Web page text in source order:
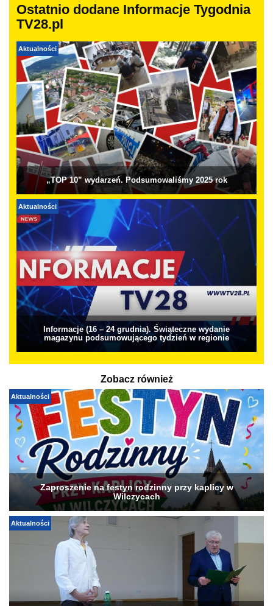
Ostatnio dodane Informacje Tygodnia
TV28.pl
Aktualności
„TOP 10” wydarzeń. Podsumowaliśmy 2025 rok
Aktualności
Informacje (16 – 24 grudnia). Świąteczne wydanie
magazynu podsumowującego tydzień w regionie
Zobacz również
Aktualności
Zaproszenie na festyn rodzinny przy kaplicy w
Wilczycach
Aktualności